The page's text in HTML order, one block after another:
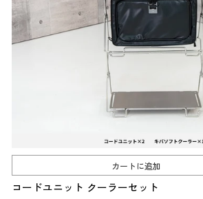
カートに追加
コードユニット クーラーセット